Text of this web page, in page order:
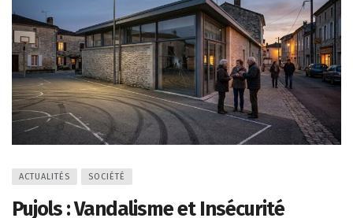
ACTUALITÉS SOCIÉTÉ
Pujols : Vandalisme et Insécurité